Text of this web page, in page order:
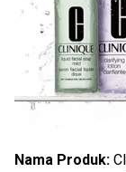
Nama Produk: